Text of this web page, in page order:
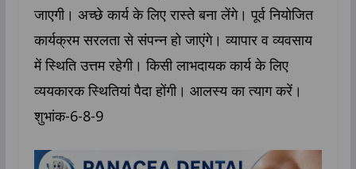
जाएगी। अच्छे कार्य के लिए रास्ते बना लेंगे। पूर्व नियोजित
कार्यक्रम सरलता से संपन्न हो जाएंगे। व्यापार व व्यवसाय
में स्थिति उत्तम रहेगी। किसी लाभदायक कार्य के लिए
व्ययकारक स्थितियां पैदा होंगी। आलस्य का त्याग करें।
शुभांक-6-8-9